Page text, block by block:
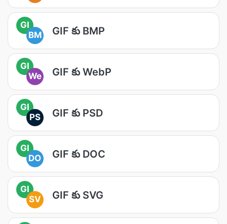
GI
BM
GIF కు BMP
GI
We
GIF కు WebP
GI
PS
GIF కు PSD
GI
DO
GIF కు DOC
GI
SV
GIF కు SVG